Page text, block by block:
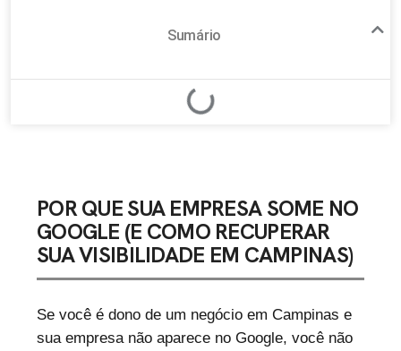
Sumário
POR QUE SUA EMPRESA SOME NO
GOOGLE (E COMO RECUPERAR
SUA VISIBILIDADE EM CAMPINAS)
Se você é dono de um negócio em Campinas e
sua empresa não aparece no Google, você não